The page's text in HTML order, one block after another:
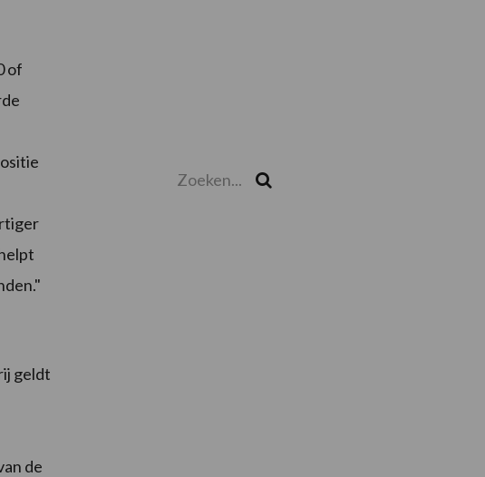
of
geldt
de